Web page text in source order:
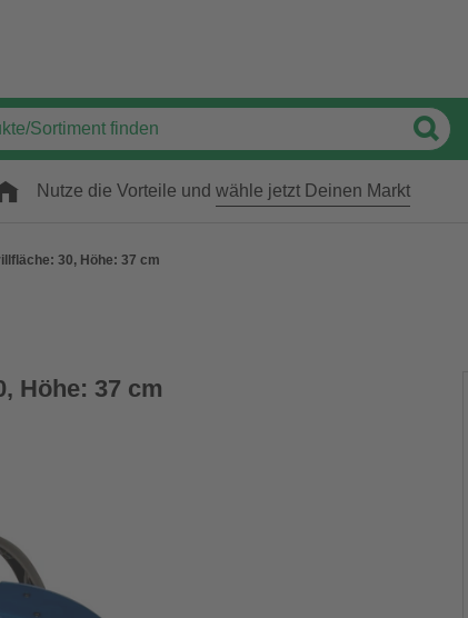
Nutze die Vorteile und wähle jetzt Deinen Markt
30, Höhe: 37 cm
Höhe: 37 cm